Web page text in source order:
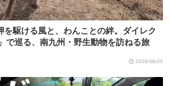
を駆ける風と、わんことの絆。ダイレク
で巡る、南九州・野生動物を訪ねる旅
2026/08/05